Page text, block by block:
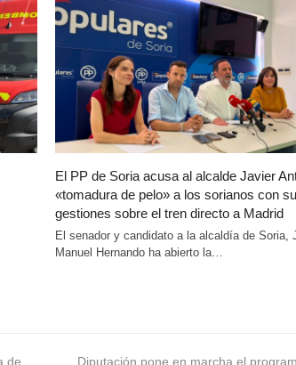
El PP de Soria acusa al alcalde Javier
«tomadura de pelo» a los sorianos con
gestiones sobre el tren directo a Madrid
El senador y candidato a la alcaldía de Soria,
Manuel Hernando ha abierto la…
de next
Diputación pone en marcha el